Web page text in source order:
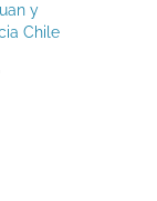
y
Chile